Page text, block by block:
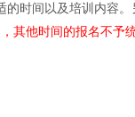
时间以及培训内容
其他时间的报名不予